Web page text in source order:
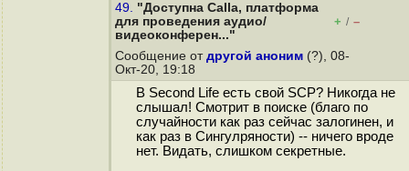
49. "Доступна Calla, платформа
для проведения аудио/
видеоконферен..."
+ / –
Сообщение от другой аноним (?), 08-
Окт-20, 19:18
В Second Life есть свой SCP? Никогда не
слышал! Смотрит в поиске (благо по
случайности как раз сейчас залогинен, и
как раз в Сингулряности) -- ничего вроде
нет. Видать, слишком секретные.